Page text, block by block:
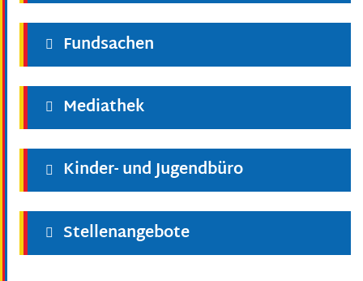
Fundsachen
Mediathek
Kinder- und Jugendbüro
Stellenangebote